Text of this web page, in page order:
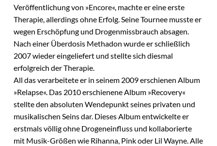
Veröffentlichung von »Encore«, machte er eine erste
Therapie, allerdings ohne Erfolg. Seine Tournee musste er
wegen Erschöpfung und Drogenmissbrauch absagen.
Nach einer Überdosis Methadon wurde er schließlich
2007 wieder eingeliefert und stellte sich diesmal
erfolgreich der Therapie.
All das verarbeitete er in seinem 2009 erschienen Album
»Relapse«. Das 2010 erschienene Album »Recovery«
stellte den absoluten Wendepunkt seines privaten und
musikalischen Seins dar. Dieses Album entwickelte er
erstmals völlig ohne Drogeneinfluss und kollaborierte
mit Musik-Größen wie Rihanna, Pink oder Lil Wayne. Alle